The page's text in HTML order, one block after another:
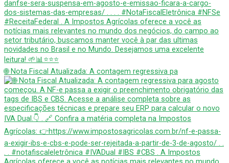
🌐 Nota Fiscal Atualizada: A contagem regressiva pa